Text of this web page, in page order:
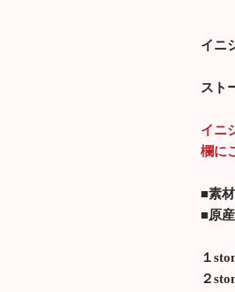
イニ
スト
イニ
欄に
■素
■原
１
２